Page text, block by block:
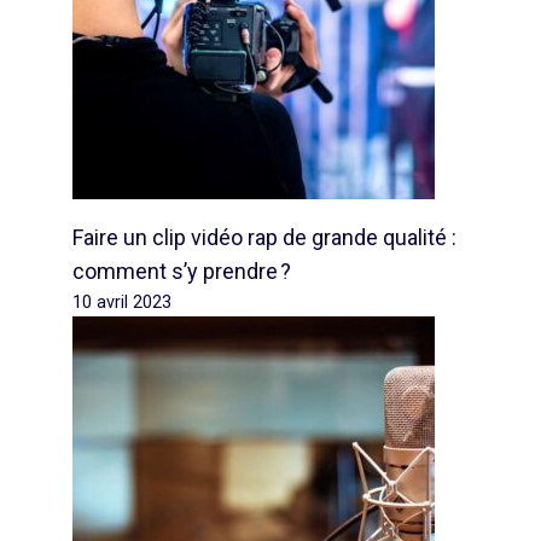
Faire un clip vidéo rap de grande qualité :
comment s’y prendre ?
10 avril 2023